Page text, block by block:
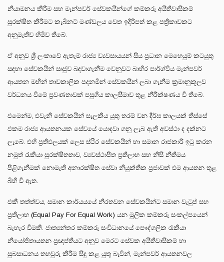
නියාමනය කිරීම සහ මෑන්පවර් සේවකයින්ගේ කම්කරු අයිතිවාසිකම්
සුරක්ෂිත කිරීමට කැබිනට් මණ්ඩලය වෙත ඉදිරිපත් කළ පත්‍රිකාවකට
අනුමැතිව හිමිව තිබේ.
ඒ අනුව ශ්‍රී ලංකාවේ ඇතැම් රාජ්‍ය ව්‍යවසායයන් සිය ප්‍රධාන මෙහෙයුම් කටයුතු
සඳහා සේවකයින් ඍජුව බඳවාගැනීම වෙනුවට බාහිර පාර්ශ්වීය මෑන්පවර්
ආයතන මඟින් තාවකාලික පදනමින් සේවකයින් ලබා ගැනීම ක්‍රමානුකූලව
වර්ධනය වීමේ ප්‍රවණතාවක් පසුගිය කාලසීමාව තුළ නිරීක්ෂණය වී තිබේ.
එමෙන්ම, එවැනි සේවකයින් සැලකිය යුතු තරම් වන දීර්ඝ කාලයක් තිස්සේ
එකම රාජ්‍ය ආයතනයක සේවයේ යොදවා ගනු ලැබ ඇති අවස්ථා ද දක්නට
ලැබේ. එහි ප්‍රතිඵලයක් ලෙස ස්ථිර සේවකයින් හා සමාන රාජකාරි ඉටු කරන
නමුත් රැකියා සුරක්ෂිතතාව, ව්‍යවස්ථාපිත ප්‍රතිලාභ සහ නිසි නීතිමය
පිළිගැනීමක් නොමැති අනාරක්ෂිත සේවා නියුක්තික ප්‍රජාවක් එම ආයතන තුළ
බිහි වී ඇත.
එකී තත්ත්වය, සමාන කාර්යයයේ නිරතවන සේවකයින්ට සමාන වැටුප් සහ
ප්‍රතිලාභ (Equal Pay For Equal Work) යන මූලික කම්කරු සංකල්පයෙන්
බැහැර වීමකි. ජාත්‍යන්තර කම්කරු සංවිධානයේ පෞද්ගලික රැකියා
නියෝජිතායතන ප්‍රඥප්තියට අනුව මෙරට සේවක අයිතිවාසිකම් හා
සුබසාධනය තහවුරු කිරීම සිදු කළ යුතු බැවින්, මෑන්පවර් ආයතනවල